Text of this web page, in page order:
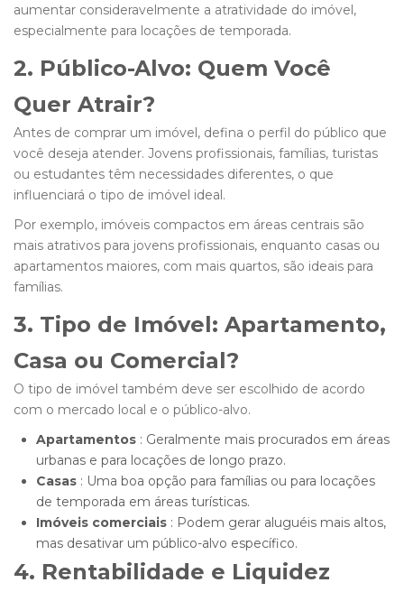
aumentar consideravelmente a atratividade do imóvel,
especialmente para locações de temporada.
2. Público-Alvo: Quem Você
Quer Atrair?
Antes de comprar um imóvel, defina o perfil do público que
você deseja atender. Jovens profissionais, famílias, turistas
ou estudantes têm necessidades diferentes, o que
influenciará o tipo de imóvel ideal.
Por exemplo, imóveis compactos em áreas centrais são
mais atrativos para jovens profissionais, enquanto casas ou
apartamentos maiores, com mais quartos, são ideais para
famílias.
3. Tipo de Imóvel: Apartamento,
Casa ou Comercial?
O tipo de imóvel também deve ser escolhido de acordo
com o mercado local e o público-alvo.
Apartamentos : Geralmente mais procurados em áreas
urbanas e para locações de longo prazo.
Casas : Uma boa opção para famílias ou para locações
de temporada em áreas turísticas.
Imóveis comerciais : Podem gerar aluguéis mais altos,
mas desativar um público-alvo específico.
4. Rentabilidade e Liquidez